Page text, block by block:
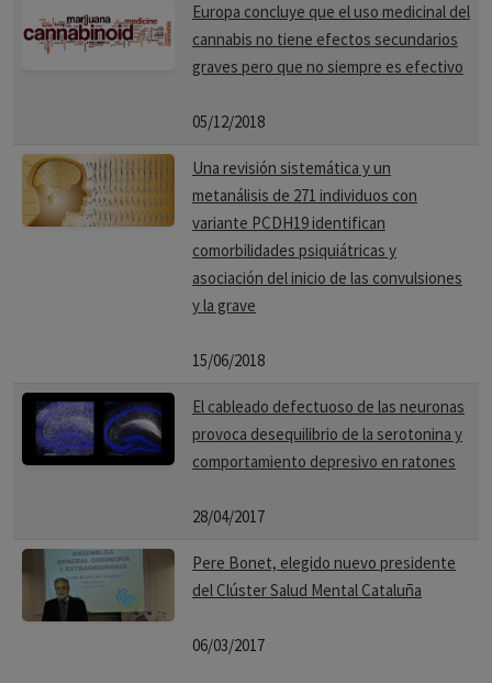
Europa concluye que el uso medicinal del
cannabis no tiene efectos secundarios
graves pero que no siempre es efectivo
05/12/2018
Una revisión sistemática y un
metanálisis de 271 individuos con
variante PCDH19 identifican
comorbilidades psiquiátricas y
asociación del inicio de las convulsiones
y la grave
15/06/2018
El cableado defectuoso de las neuronas
provoca desequilibrio de la serotonina y
comportamiento depresivo en ratones
28/04/2017
Pere Bonet, elegido nuevo presidente
del Clúster Salud Mental Cataluña
06/03/2017